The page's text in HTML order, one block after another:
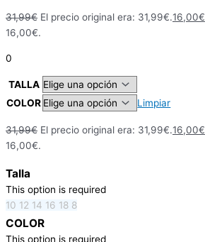
31,99€ El precio original era: 31,99€.16,00€
16,00€.
0
TALLA
COLOR
Limpiar
31,99€ El precio original era: 31,99€.16,00€
16,00€.
Talla
This option is required
10 12 14 16 18 8
COLOR
This option is required